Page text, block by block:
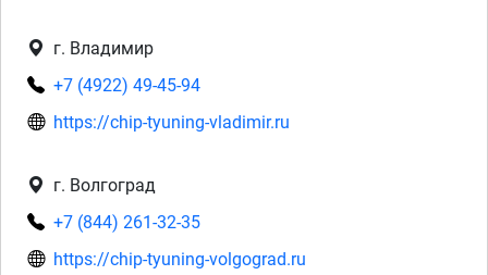
г. Владимир
+7 (4922) 49-45-94
https://chip-tyuning-vladimir.ru
г. Волгоград
+7 (844) 261-32-35
https://chip-tyuning-volgograd.ru